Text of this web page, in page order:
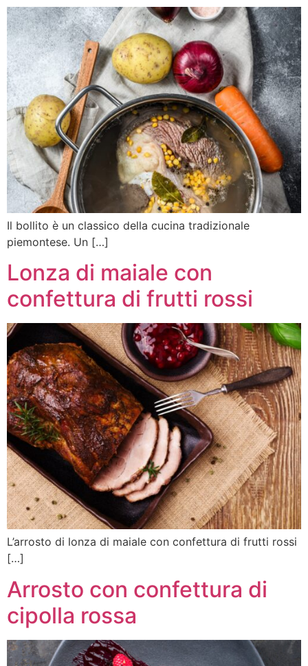
Il bollito è un classico della cucina tradizionale
piemontese. Un […]
Lonza di maiale con
confettura di frutti rossi
L’arrosto di lonza di maiale con confettura di frutti rossi
[…]
Arrosto con confettura di
cipolla rossa